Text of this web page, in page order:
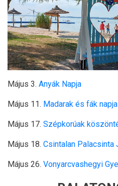
Május 3. Anyák Napja
Május 11. Madarak és fák napja
Május 17. Szépkorúak
Május 18. Csintalan
Május 26. Vonyarcvashegyi